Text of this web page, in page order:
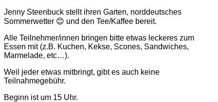
Jenny Steenbuck stellt ihren Garten, norddeutsches
Sommerwetter 😊 und den Tee/Kaffee bereit.
Alle Teilnehmer/innen bringen bitte etwas leckeres zum
Essen mit (z.B. Kuchen, Kekse, Scones, Sandwiches,
Marmelade, etc…).
Weil jeder etwas mitbringt, gibt es auch keine
Teilnahmegebühr.
Beginn ist um 15 Uhr.